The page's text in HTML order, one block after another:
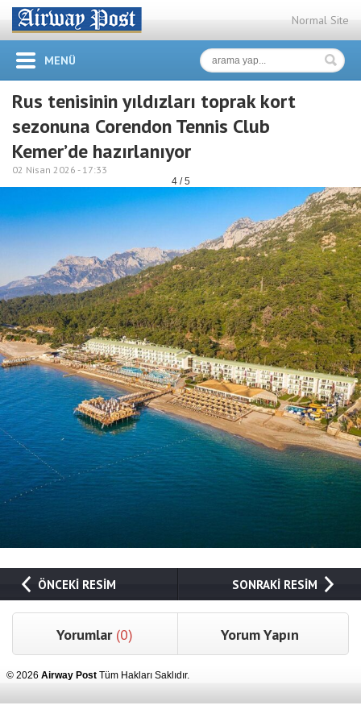
Normal Site
MENÜ
Rus tenisinin yıldızları toprak kort
sezonuna Corendon Tennis Club
Kemer’de hazırlanıyor
02 Nisan 2026 - 17:33
4 / 5
ÖNCEKİ RESİM SONRAKİ RESİM
Yorumlar (0) Yorum Yapın
© 2026 Airway Post Tüm Hakları Saklıdır.